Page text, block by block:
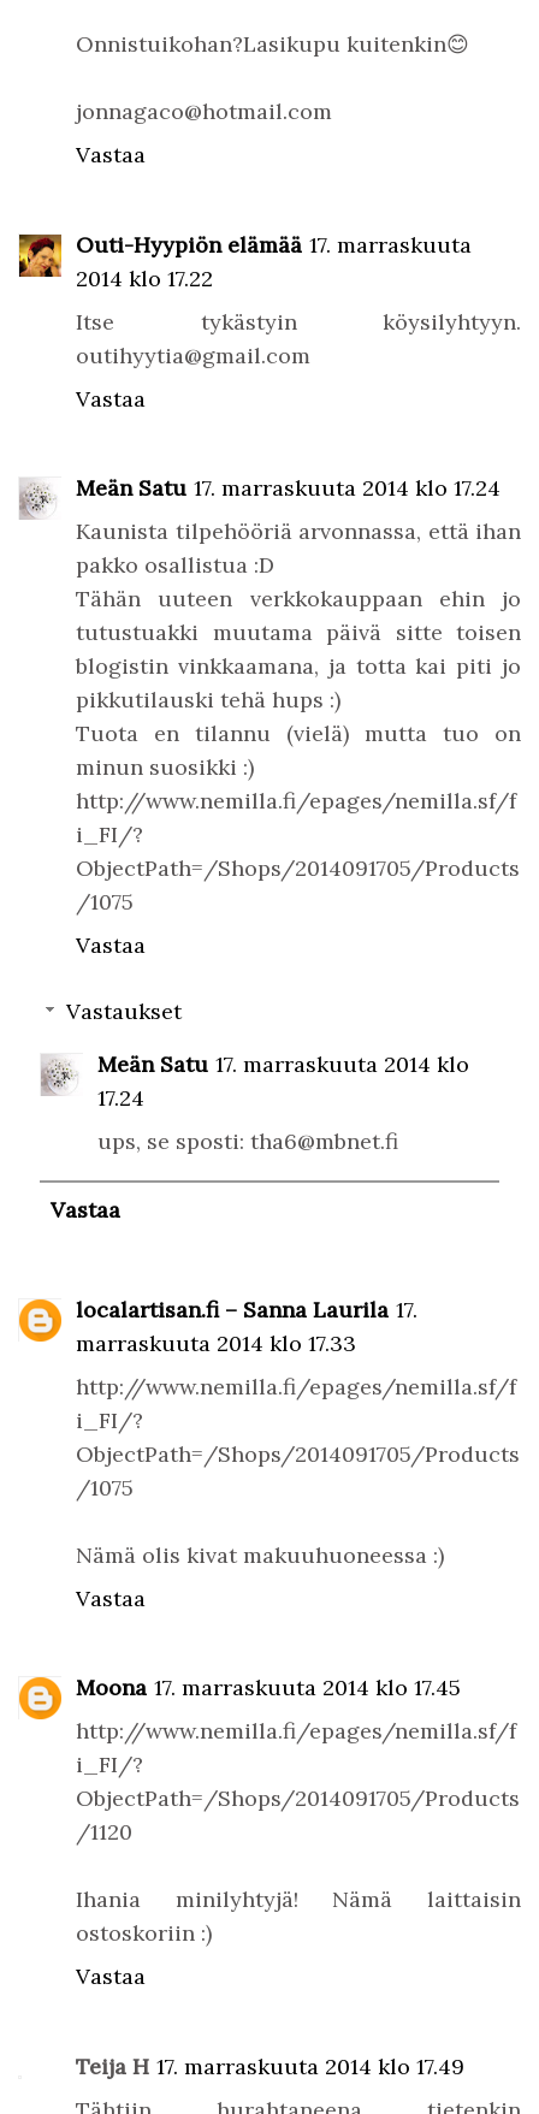
Onnistuikohan?Lasikupu kuitenkin😊
jonnagaco@hotmail.com
Vastaa
Outi-Hyypiön elämää 17. marraskuuta
2014 klo 17.22
Itse tykästyin köysilyhtyyn.
outihyytia@gmail.com
Vastaa
Meän Satu 17. marraskuuta 2014 klo 17.24
Kaunista tilpehööriä arvonnassa, että ihan
pakko osallistua :D
Tähän uuteen verkkokauppaan ehin jo
tutustuakki muutama päivä sitte toisen
blogistin vinkkaamana, ja totta kai piti jo
pikkutilauski tehä hups :)
Tuota en tilannu (vielä) mutta tuo on
minun suosikki :)
http://www.nemilla.fi/epages/nemilla.sf/f
i_FI/?
ObjectPath=/Shops/2014091705/Products
/1075
Vastaa
Vastaukset
Meän Satu 17. marraskuuta 2014 klo
17.24
ups, se sposti: tha6@mbnet.fi
Vastaa
localartisan.fi – Sanna Laurila 17.
marraskuuta 2014 klo 17.33
http://www.nemilla.fi/epages/nemilla.sf/f
i_FI/?
ObjectPath=/Shops/2014091705/Products
/1075
Nämä olis kivat makuuhuoneessa :)
Vastaa
Moona 17. marraskuuta 2014 klo 17.45
http://www.nemilla.fi/epages/nemilla.sf/f
i_FI/?
ObjectPath=/Shops/2014091705/Products
/1120
Ihania minilyhtyjä! Nämä laittaisin
ostoskoriin :)
Vastaa
Teija H 17. marraskuuta 2014 klo 17.49